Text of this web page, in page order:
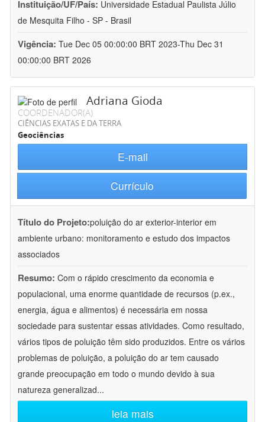
Instituição/UF/País: Universidade Estadual Paulista Júlio
de Mesquita Filho - SP - Brasil
Vigência: Tue Dec 05 00:00:00 BRT 2023-Thu Dec 31
00:00:00 BRT 2026
Adriana Gioda
COORDENADOR(A)
CIÊNCIAS EXATAS E DA TERRA
Geociências
E-mail
Currículo
Título do Projeto:poluição do ar exterior-interior em
ambiente urbano: monitoramento e estudo dos impactos
associados
Resumo: Com o rápido crescimento da economia e
populacional, uma enorme quantidade de recursos (p.ex.,
energia, água e alimentos) é necessária em nossa
sociedade para sustentar essas atividades. Como resultado,
vários tipos de poluição têm sido produzidos. Entre os vários
problemas de poluição, a poluição do ar tem causado
grande preocupação em todo o mundo devido à sua
natureza generalizad...
leia mais